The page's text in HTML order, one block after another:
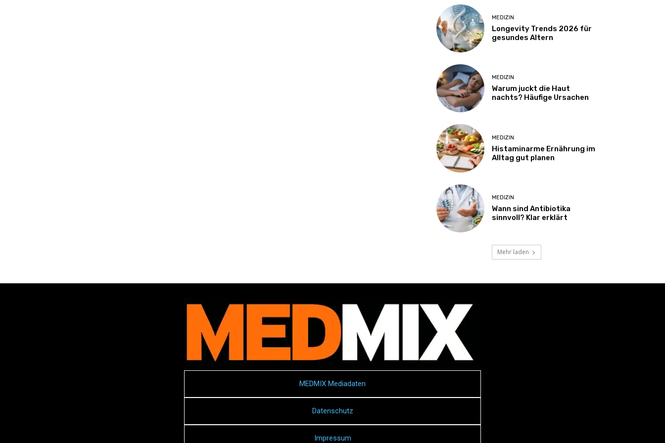
MEDIZIN
Longevity Trends 2026 für
gesundes Altern
MEDIZIN
Warum juckt die Haut
nachts? Häufige Ursachen
MEDIZIN
Histaminarme Ernährung im
Alltag gut planen
MEDIZIN
Wann sind Antibiotika
sinnvoll? Klar erklärt
Mehr laden
MEDMIX Mediadaten
Datenschutz
Impressum